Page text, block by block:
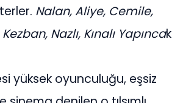
Nalan, Aliye, Cemile,
Nazlı, Kınalı Yapıncak
yüksek oyunculuğu, eşsiz